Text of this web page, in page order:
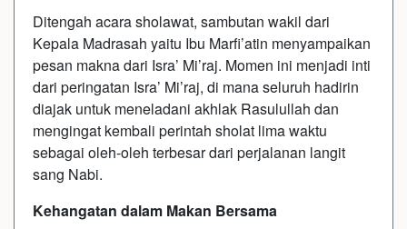
Ditengah acara sholawat, sambutan wakil dari
Kepala Madrasah yaitu Ibu Marfi’atin menyampaikan
pesan makna dari Isra’ Mi’raj. Momen ini menjadi inti
dari peringatan Isra’ Mi’raj, di mana seluruh hadirin
diajak untuk meneladani akhlak Rasulullah dan
mengingat kembali perintah sholat lima waktu
sebagai oleh-oleh terbesar dari perjalanan langit
sang Nabi.
Kehangatan dalam Makan Bersama